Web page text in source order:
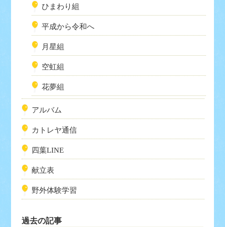
ひまわり組
平成から令和へ
月星組
空虹組
花夢組
アルバム
カトレヤ通信
四葉LINE
献立表
野外体験学習
過去の記事